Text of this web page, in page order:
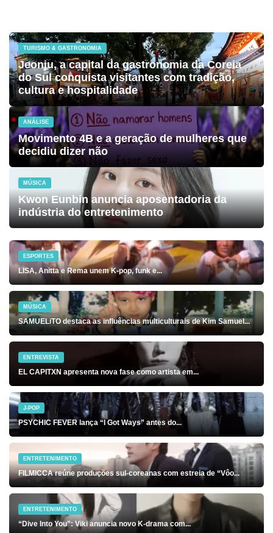
TURISMO & GASTRONOMIA
Jeonju, a capital da gastronomia da Coreia
do Sul conquista visitantes com tradição,
cultura e hospitalidade
ANÁLISE
Movimento 4B e a geração de mulheres que
decidiu dizer não
MÚSICA
Kwon Eunbin anuncia aposentadoria da
indústria do entretenimento
ESPORTES
LISA, Anitta e Rema unem K-pop, funk e...
MÚSICA
SAMUELiTO destaca as influências multiculturais de Kim Samuel...
ENTREVISTA
EL CAPITXN apresenta nova fase como artista em...
J-POP
PSYCHIC FEVER lança “I Got Ways” antes do...
ENTRETENIMENTO
FILMICCA reúne produções sul-coreanas com estreia de “Vôo...
ENTRETENIMENTO
“Dive Into You”: Viki anuncia novo K-drama com...